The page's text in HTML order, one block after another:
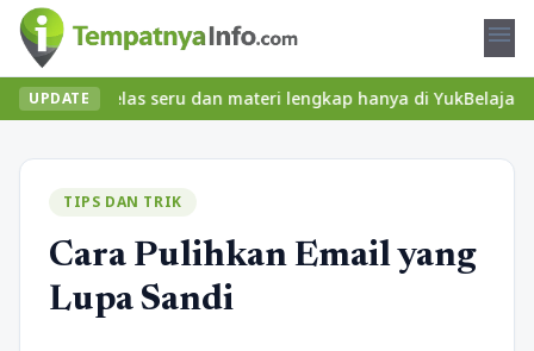
menu
UPDATE
kelas seru dan materi lengkap hanya di YukBelajar.com.
TIPS DAN TRIK
Cara Pulihkan Email yang
Lupa Sandi